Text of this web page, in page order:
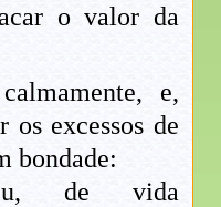
o valor da
e,
os excessos de
bondade:
de vida